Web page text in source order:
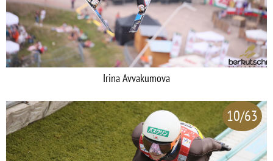
Irina Avvakumova
10/63